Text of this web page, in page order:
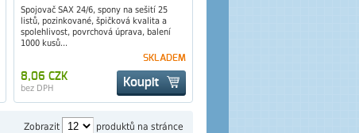
Spojovač SAX 24/6, spony na sešití 25
listů, pozinkované, špičková kvalita a
spolehlivost, povrchová úprava, balení
1000 kusů...
Koupit
SKLADEM
8,06 CZK
bez DPH
Zobrazit produktů na stránce